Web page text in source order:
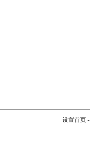
设置首页-